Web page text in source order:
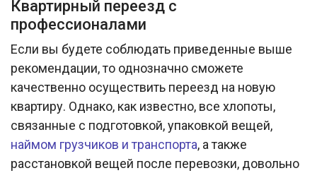
Квартирный переезд с
профессионалами
Если вы будете соблюдать приведенные выше
рекомендации, то однозначно сможете
качественно осуществить переезд на новую
квартиру. Однако, как известно, все хлопоты,
связанные с подготовкой, упаковкой вещей,
наймом грузчиков и транспорта, а также
расстановкой вещей после перевозки, довольно